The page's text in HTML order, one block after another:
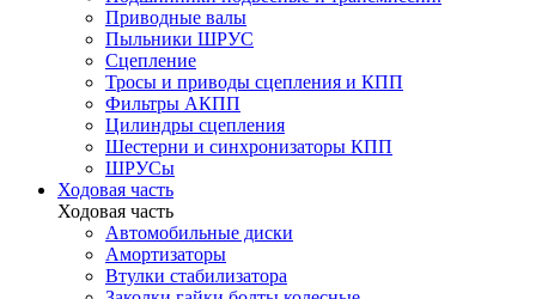
Приводные валы
Пыльники ШРУС
Сцепление
Тросы и приводы сцепления и КПП
Фильтры АКПП
Цилиндры сцепления
Шестерни и синхронизаторы КПП
ШРУСы
Ходовая часть
Ходовая часть
Автомобильные диски
Амортизаторы
Втулки стабилизатора